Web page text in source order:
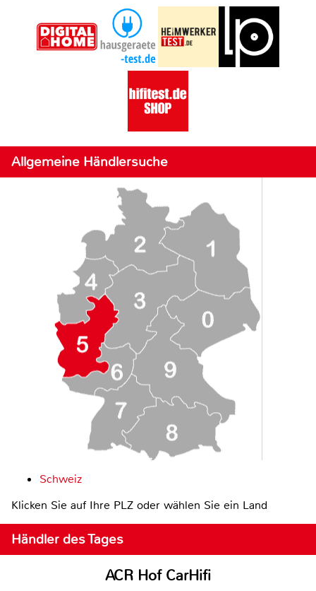
Allgemeine Händlersuche
Schweiz
Klicken Sie auf Ihre PLZ oder wählen Sie ein Land
Händler des Tages
ACR Hof CarHifi